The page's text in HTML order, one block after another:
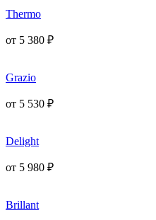
Thermo
от 5 380 ₽
Grazio
от 5 530 ₽
Delight
от 5 980 ₽
Brillant